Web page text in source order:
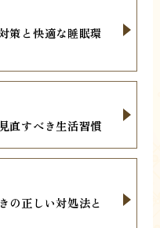
策と快適な睡眠環
直すべき生活習慣
の正しい対処法と